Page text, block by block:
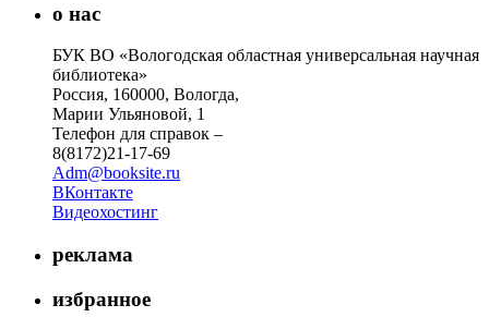
о нас
БУК ВО «Вологодская областная универсальная научная
библиотека»
Россия, 160000, Вологда,
Марии Ульяновой, 1
Телефон для справок –
8(8172)21-17-69
Adm@booksite.ru
ВКонтакте
Видеохостинг
реклама
избранное